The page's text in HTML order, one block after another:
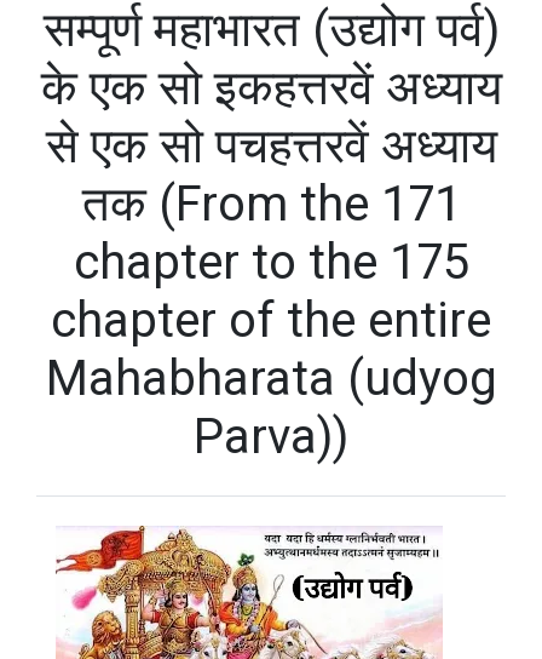
सम्पूर्ण महाभारत (उद्योग पर्व)
के एक सो इकहत्तरवें अध्याय
से एक सो पचहत्तरवें अध्याय
तक (From the 171
chapter to the 175
chapter of the entire
Mahabharata (udyog
Parva))